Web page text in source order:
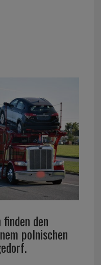
den
polnischen